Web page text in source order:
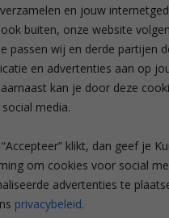
en jouw
buiten, onze website
passen wij en derde partijen
en advertenties aan op
kan je door deze
media.
klikt, dan geef je
om cookies voor social
advertenties te
privacybeleid.